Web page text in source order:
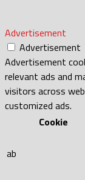
Advertisement
Advertisement
Advertisement
relevant ads and
visitors across
customized ads.
Cookie
ab